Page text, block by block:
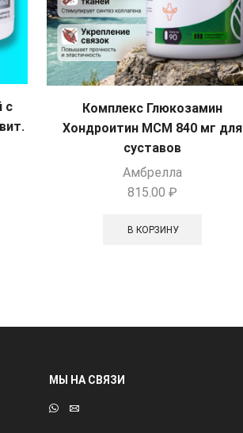
с
Комплекс Глюкозамин
Хондроитин МСМ 840 мг для
суставов
Амбрелла
815.00 ₽
В КОРЗИНУ
МЫ НА СВЯЗИ